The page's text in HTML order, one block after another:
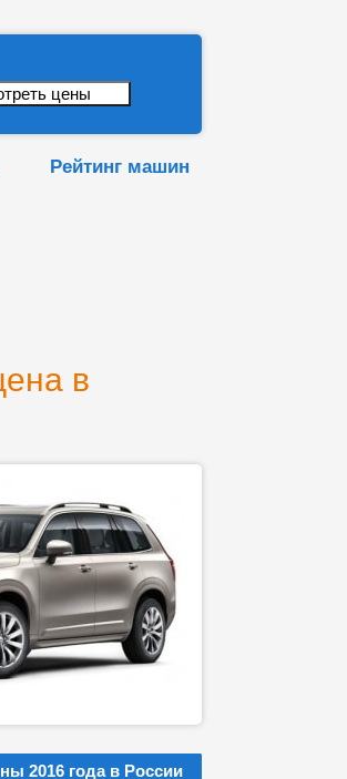
Рейтинг машин
в
2016 года в России